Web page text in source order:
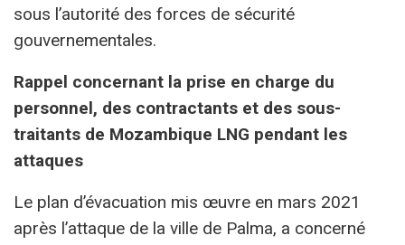
sous l’autorité des forces de sécurité
gouvernementales.
Rappel concernant la prise en charge du
personnel, des contractants et des sous-
traitants de Mozambique LNG pendant les
attaques
Le plan d’évacuation mis œuvre en mars 2021
après l’attaque de la ville de Palma, a concerné